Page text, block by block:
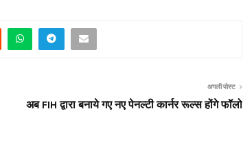
अगली पोस्ट
अब FIH द्वारा बनाये गए नए पेनल्टी कार्नर रूल्स होंगे फॉलो